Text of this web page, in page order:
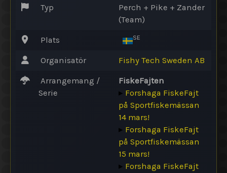
Typ
Perch + Pike + Zander
(Team)
Plats SE
Organisatör Fishy Tech Sweden AB
Arrangemang /
Serie
FiskeFajten
▸ Forshaga FiskeFajt
på Sportfiskemässan
14 mars!
▸ Forshaga FiskeFajt
på Sportfiskemässan
15 mars!
▸ Forshaga FiskeFajt